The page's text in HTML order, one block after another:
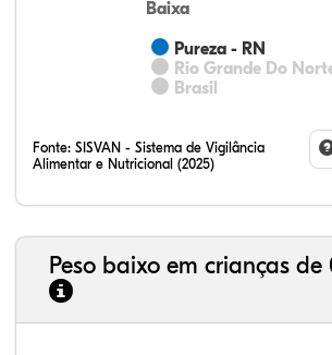
Pureza - RN
Rio Grande Do
Brasil
Baixa
Fonte: SISVAN - Sistema de Vigilância
Alimentar e Nutricional (2025)
Peso baixo em crianças